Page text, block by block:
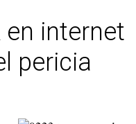
internet
pericia